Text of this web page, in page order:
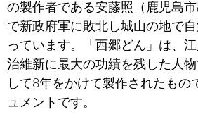
の製作者である安藤照（鹿児島
で新政府軍に敗北し城山の地で
っています。「西郷どん」は、
治維新に最大の功績を残した人
して8年をかけて製作されたも
ュメントです。